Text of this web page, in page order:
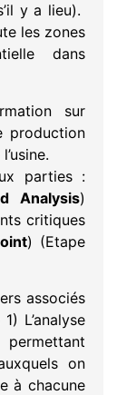
y a lieu).
les zones
dans
sur
production
parties :
Analysis)
critiques
) (Etape
associés
L’analyse
on
à chacune